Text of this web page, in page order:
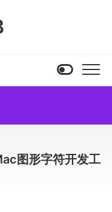
图形字符开发工